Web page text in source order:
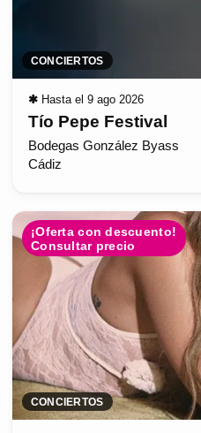
CONCIERTOS
✱ Hasta el 9 ago 2026
Tío Pepe Festival
Bodegas González Byass
Cádiz
¡Oferta con descuento!
Consultar precio
CONCIERTOS